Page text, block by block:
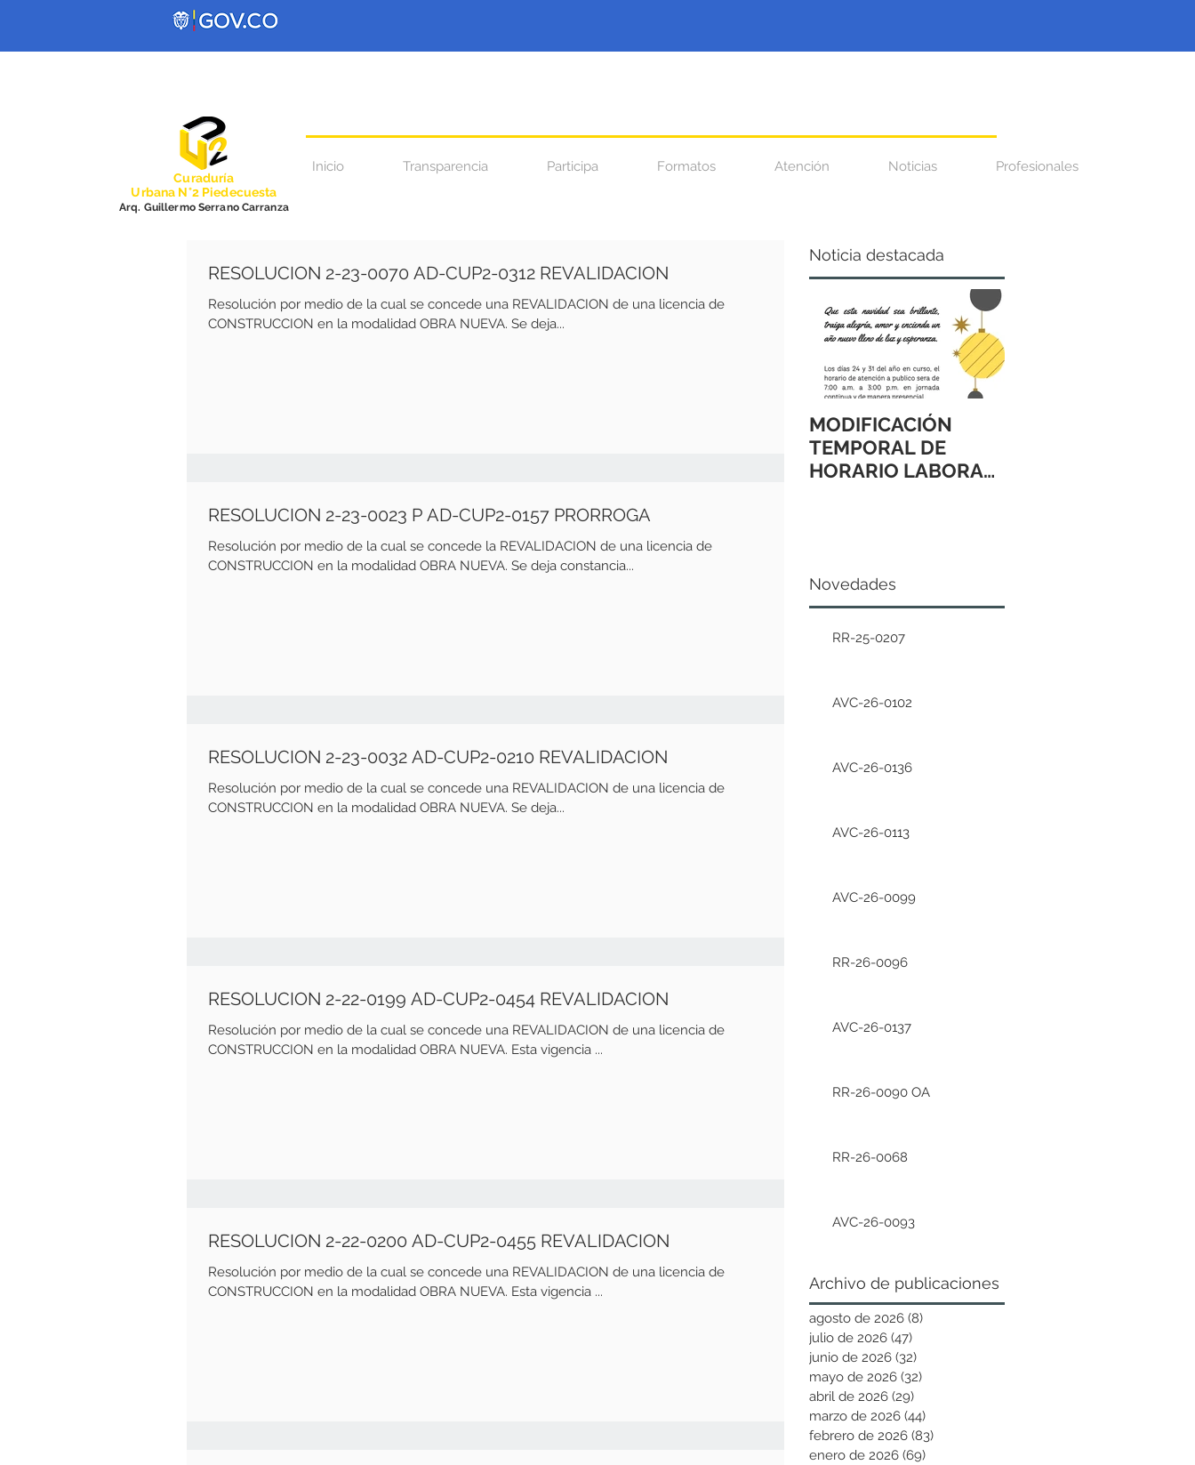
Inicio Transparencia Participa Formatos Atención Noticias Profesionales
Curaduría
Urbana N°2 Piedecuesta
Arq. Guillermo Serrano Carranza
RESOLUCION 2-23-0070 AD-CUP2-0312 REVALIDACION
Resolución por medio de la cual se concede una REVALIDACION de una licencia de
CONSTRUCCION en la modalidad OBRA NUEVA. Se deja...
RESOLUCION 2-23-0023 P AD-CUP2-0157 PRORROGA
Resolución por medio de la cual se concede la REVALIDACION de una licencia de
CONSTRUCCION en la modalidad OBRA NUEVA. Se deja constancia...
RESOLUCION 2-23-0032 AD-CUP2-0210 REVALIDACION
Resolución por medio de la cual se concede una REVALIDACION de una licencia de
CONSTRUCCION en la modalidad OBRA NUEVA. Se deja...
RESOLUCION 2-22-0199 AD-CUP2-0454 REVALIDACION
Resolución por medio de la cual se concede una REVALIDACION de una licencia de
CONSTRUCCION en la modalidad OBRA NUEVA. Esta vigencia ...
RESOLUCION 2-22-0200 AD-CUP2-0455 REVALIDACION
Resolución por medio de la cual se concede una REVALIDACION de una licencia de
CONSTRUCCION en la modalidad OBRA NUEVA. Esta vigencia ...
Noticia destacada
MODIFICACIÓN
TEMPORAL DE
HORARIO LABORAL
Novedades
RR-25-0207
AVC-26-0102
AVC-26-0136
AVC-26-0113
AVC-26-0099
RR-26-0096
AVC-26-0137
RR-26-0090 OA
RR-26-0068
AVC-26-0093
Archivo de publicaciones
agosto de 2026 (8)
julio de 2026 (47)
junio de 2026 (32)
mayo de 2026 (32)
abril de 2026 (29)
marzo de 2026 (44)
febrero de 2026 (83)
enero de 2026 (69)